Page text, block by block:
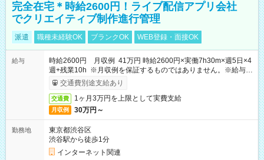
完全在宅＊時給2600円！ライブ配信アプリ会社
でクリエイティブ制作進行管理
派遣 職種未経験OK ブランクOK WEB登録・面接OK
給与
時給2600円 月収例 41万円 時給2600円×実働7h30m×週5日×4
週+残業10h ※月収例を保証するものではありません。※給与即
受取りサービス利用可（利用条件有）
交通費別途支給あり
交通費 1ヶ月3万円を上限として実費支給
月収例 30万円～
勤務地
東京都渋谷区
渋谷駅から徒歩1分
インターネット関連